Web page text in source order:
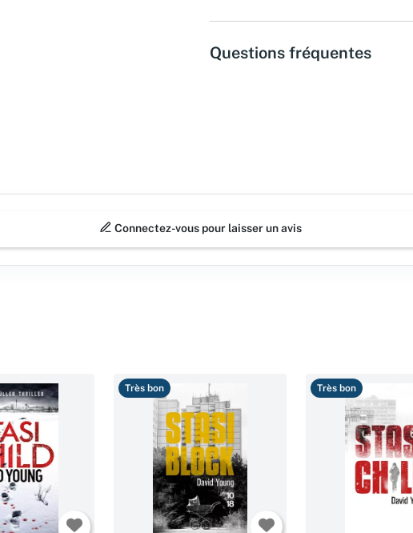
Questions fréquentes
Connectez-vous pour laisser un avis
Très bon Très bon